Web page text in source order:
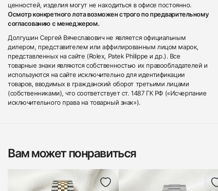
ценностей, изделия могут не находиться в офисе постоянно.
Осмотр конкретного лота возможен строго по предварительному
согласованию с менеджером.
Долгушин Сергей Вячеславович не является официальным
дилером, представителем или аффилированным лицом марок,
представленных на сайте (Rolex, Patek Philippe и др.). Все
товарные знаки являются собственностью их правообладателей и
используются на сайте исключительно для идентификации
товаров, вводимых в гражданский оборот третьими лицами
(собственниками), что соответствует ст. 1487 ГК РФ («Исчерпание
исключительного права на товарный знак»).
Вам может понравиться